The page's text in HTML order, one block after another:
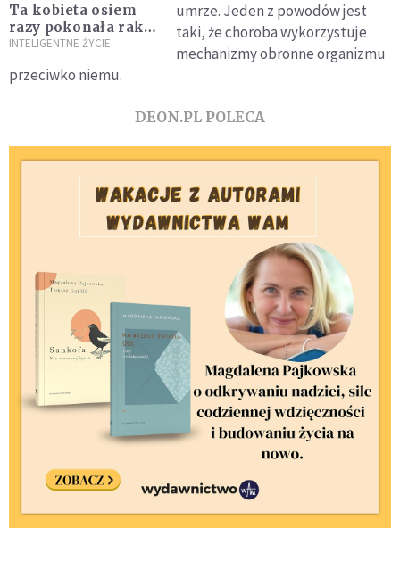
Ta kobieta osiem
razy pokonała raka.
Jej cenne wskazówki
innym
INTELIGENTNE ŻYCIE
umrze. Jeden z powodów jest
taki, że choroba wykorzystuje
mechanizmy obronne organizmu
przeciwko niemu.
DEON.PL POLECA